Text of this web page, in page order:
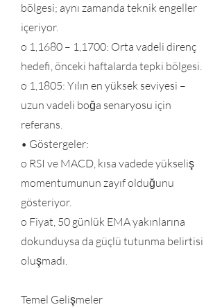
bölgesi; aynı zamanda teknik engeller
içeriyor.
o 1,1680 – 1,1700: Orta vadeli direnç
hedefi, önceki haftalarda tepki bölgesi.
o 1,1805: Yılın en yüksek seviyesi –
uzun vadeli boğa senaryosu için
referans.
• Göstergeler:
o RSI ve MACD, kısa vadede yükseliş
momentumunun zayıf olduğunu
gösteriyor.
o Fiyat, 50 günlük EMA yakınlarına
dokunduysa da güçlü tutunma belirtisi
oluşmadı.
Temel Gelişmeler